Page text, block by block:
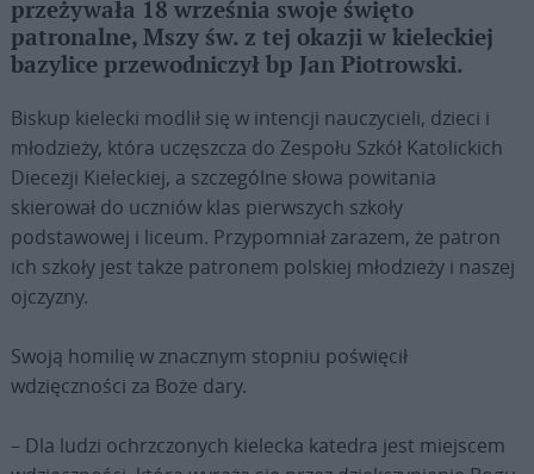
przeżywała 18 września swoje święto
patronalne, Mszy św. z tej okazji w kieleckiej
bazylice przewodniczył bp Jan Piotrowski.
Biskup kielecki modlił się w intencji nauczycieli, dzieci i
młodzieży, która uczęszcza do Zespołu Szkół Katolickich
Diecezji Kieleckiej, a szczególne słowa powitania
skierował do uczniów klas pierwszych szkoły
podstawowej i liceum. Przypomniał zarazem, że patron
ich szkoły jest także patronem polskiej młodzieży i naszej
ojczyzny.
Swoją homilię w znacznym stopniu poświęcił
wdzięczności za Boże dary.
– Dla ludzi ochrzczonych kielecka katedra jest miejscem